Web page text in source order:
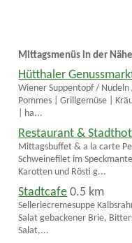
Mittagsmenüs in der Nähe
Hütthaler
Wiener Suppentopf / Nudeln
Pommes | Grillgemüse |
| ha...
Restaurant &
Mittagsbuffet & a la carte
Schweinefilet im
Karotten und Rösti g...
Stadtcafe 0.5 km
Selleriecremesuppe
Salat gebackener Brie,
Salat,...